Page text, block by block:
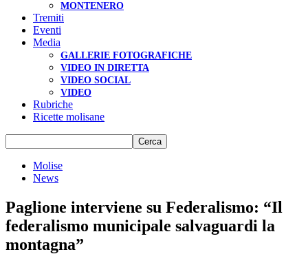
MONTENERO
Tremiti
Eventi
Media
GALLERIE FOTOGRAFICHE
VIDEO IN DIRETTA
VIDEO SOCIAL
VIDEO
Rubriche
Ricette molisane
Molise
News
Paglione interviene su Federalismo: “Il
federalismo municipale salvaguardi la
montagna”